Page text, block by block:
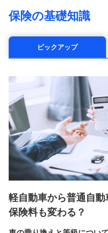
マニュライフ生命保険株式
（https://
（https://www.msa-
メットライフ生命株式会
■少額短期保険
株式会社アシロ少額短期
SBIいきいき少額短期保
sedai.com/)
SBIペット少額短期保険株
ssi.co.jp/)
SBIリスタ少額短期保険会
(https://www.jishin.co.jp/)
スマートプラス少額短期
チューリッヒ少額短期保
(https://www.zurichssi.co.jp/
保険の基礎知識
ピックアップ
軽自動車から普通自
保険料も変わる？